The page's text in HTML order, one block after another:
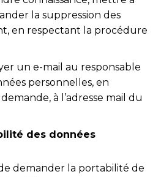
la suppression des
en respectant la procédure
un e-mail au responsable
personnelles, en
à l’adresse mail du
des données
demander la portabilité de